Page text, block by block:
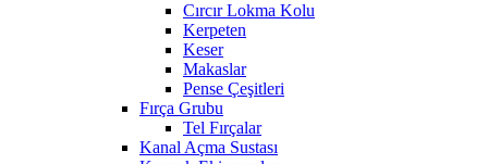
Cırcır Lokma Kolu
Kerpeten
Keser
Makaslar
Pense Çeşitleri
Fırça Grubu
Tel Fırçalar
Kanal Açma Sustası